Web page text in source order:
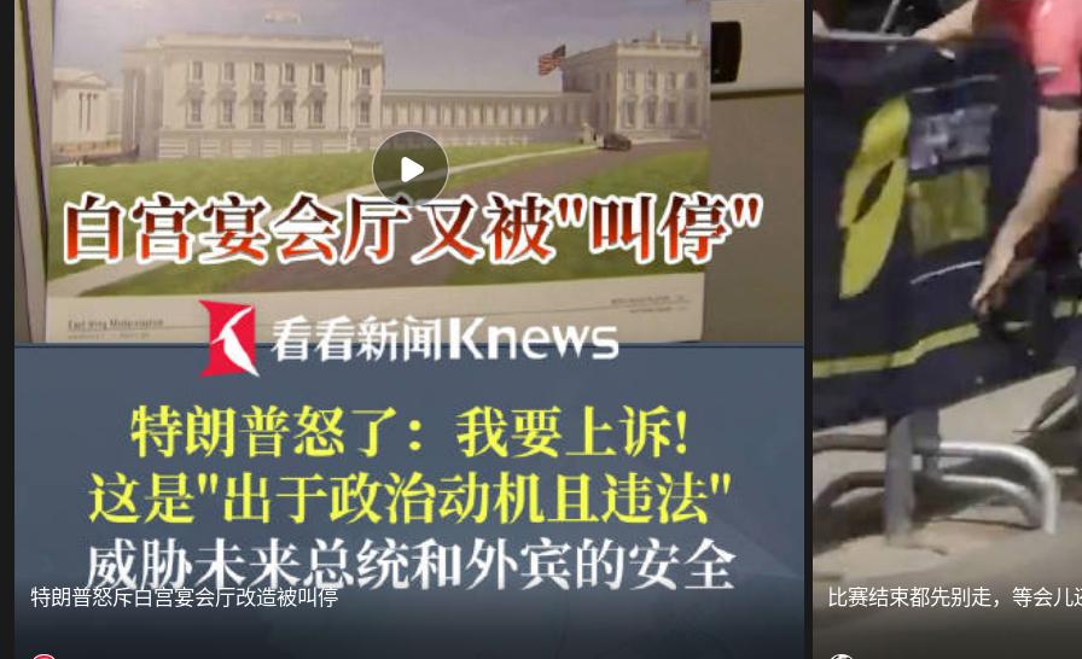
特朗普怒斥白宫宴会厅改造被叫停 比赛结束都先别走，等会儿